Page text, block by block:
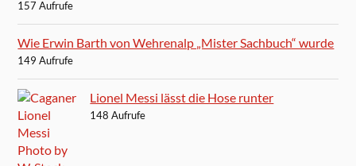
157 Aufrufe
Wie Erwin Barth von Wehrenalp „Mister Sachbuch“ wurde
149 Aufrufe
Lionel Messi lässt die Hose runter
148 Aufrufe